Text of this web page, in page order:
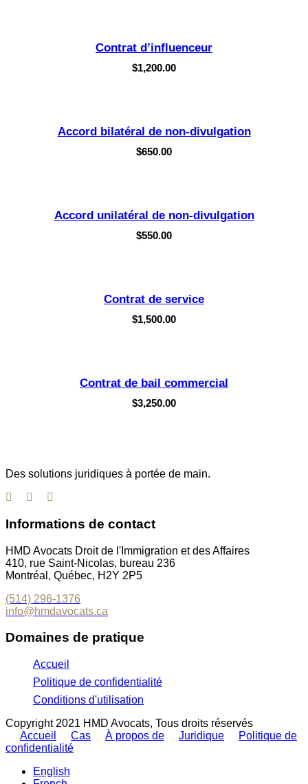
Contrat d’influenceur
$1,200.00
Accord bilatéral de non-divulgation
$650.00
Accord unilatéral de non-divulgation
$550.00
Contrat de service
$1,500.00
Contrat de bail commercial
$3,250.00
Des solutions juridiques à portée de main.
Informations de contact
HMD Avocats Droit de l'Immigration et des Affaires
410, rue Saint-Nicolas, bureau 236
Montréal, Québec, H2Y 2P5
(514) 296-1376
info@hmdavocats.ca
Domaines de pratique
Accueil
Politique de confidentialité
Conditions d'utilisation
Copyright 2021 HMD Avocats, Tous droits réservés
Accueil
Cas À propos de Juridique
Politique de
confidentialité
English